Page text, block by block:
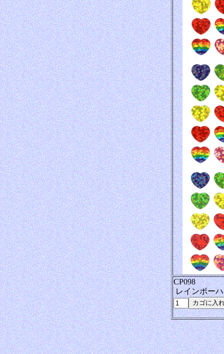
CP098
レインボー